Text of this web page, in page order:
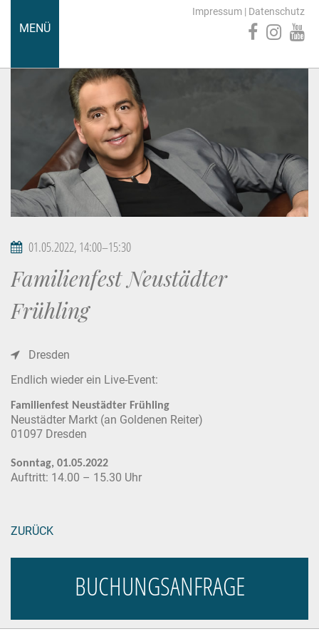
MENÜ
Impressum | Datenschutz
01.05.2022, 14:00–15:30
Familienfest Neustädter
Frühling
Dresden
Endlich wieder ein Live-Event:
Familienfest Neustädter Frühling
Neustädter Markt (an Goldenen Reiter)
01097 Dresden
Sonntag, 01.05.2022
Auftritt: 14.00 – 15.30 Uhr
ZURÜCK
BUCHUNGSANFRAGE